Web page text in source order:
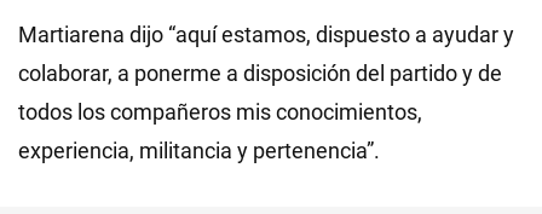
Martiarena dijo “aquí estamos, dispuesto a ayudar y
colaborar, a ponerme a disposición del partido y de
todos los compañeros mis conocimientos,
experiencia, militancia y pertenencia”.